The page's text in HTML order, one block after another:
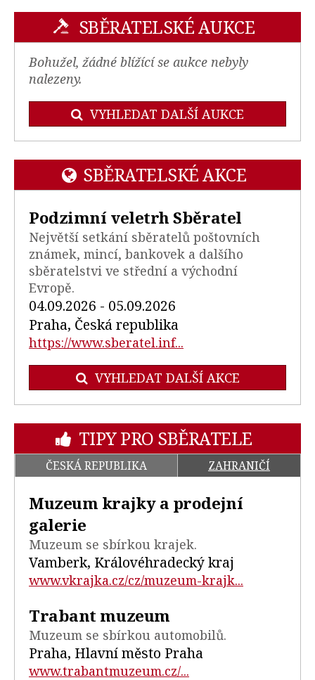
SBĚRATELSKÉ AUKCE
Bohužel, žádné blížící se aukce nebyly
nalezeny.
VYHLEDAT DALŠÍ AUKCE
SBĚRATELSKÉ AKCE
Podzimní veletrh Sběratel
Největší setkání sběratelů poštovních
známek, mincí, bankovek a dalšího
sběratelstvi ve střední a východní
Evropě.
04.09.2026 - 05.09.2026
Praha, Česká republika
https://www.sberatel.inf...
VYHLEDAT DALŠÍ AKCE
TIPY PRO SBĚRATELE
ČESKÁ REPUBLIKA ZAHRANIČÍ
Muzeum krajky a prodejní
galerie
Muzeum se sbírkou krajek.
Vamberk, Královéhradecký kraj
www.vkrajka.cz/cz/muzeum-krajk...
Trabant muzeum
Muzeum se sbírkou automobilů.
Praha, Hlavní město Praha
www.trabantmuzeum.cz/...